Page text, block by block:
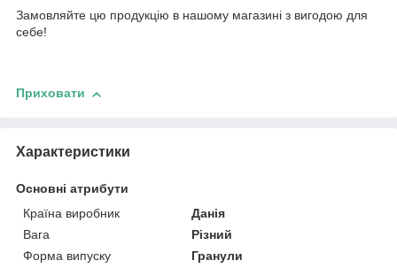
Замовляйте цю продукцію в нашому магазині з вигодою для
себе!
Приховати
Характеристики
Основні атрибути
Країна виробник
Данія
Вага
Різний
Форма випуску
Гранули